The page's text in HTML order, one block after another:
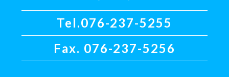
Tel.076-237-5255
Fax. 076-237-5256